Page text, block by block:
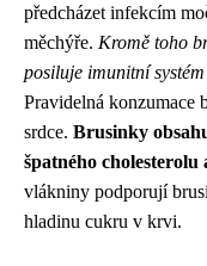
předcházet infekcím
měchýře. Kromě toho
posiluje imunitní
Pravidelná konzumace
srdce. Brusinky
špatného
vlákniny podporují
hladinu cukru v krvi.